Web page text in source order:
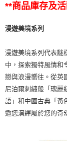
**商品庫存及
漫遊美境系列
漫遊美境系列代表謎
中，探索獨特風情和
戀與浪漫嚮往。從英
尼泊爾刺繡般「瑰麗
語」和中國古典「黃
邀您演繹屬於您的奇